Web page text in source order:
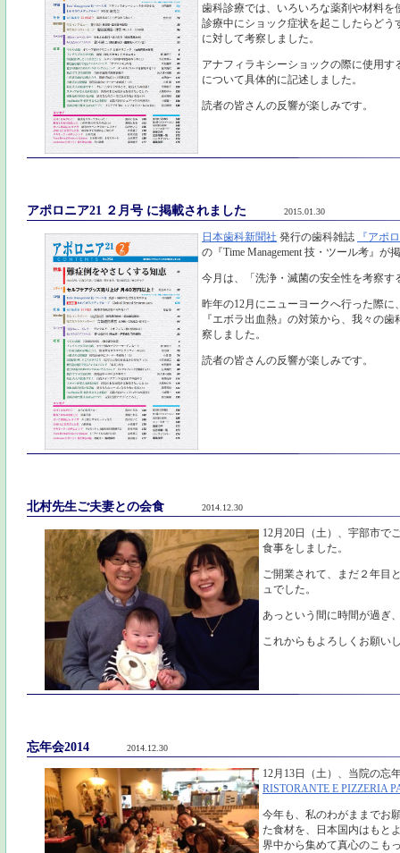
歯科診療では、いろいろな薬剤や材料を
診療中にショック症状を起こしたらどう
に対して考察しました。
アナフィラキシーショックの際に使用す
について具体的に記述しました。
読者の皆さんの反響が楽しみです。
アポロニア21 ２月号 に掲載されました 2015.01.30
日本歯科新聞社 発行の歯科雑誌
『アポ
の『Time Management 技・ツール考』が
今月は、「洗浄・滅菌の安全性を考察す
昨年の12月にニューヨークへ行った際に
『エボラ出血熱』の対策から、我々の
察しました。
読者の皆さんの反響が楽しみです。
北村先生ご夫妻との会食 2014.12.30
12月20日（土）、宇部市で
食事をしました。
ご開業されて、まだ２年目
ュでした。
あっという間に時間が過ぎ
これからもよろしくお願い
忘年会2014 2014.12.30
12月13日（土）、当院の忘
RISTORANTE E PIZZERIA
今年も、私のわがままでお
た食材を、日本国内はもと
界中から集めて真心のこも